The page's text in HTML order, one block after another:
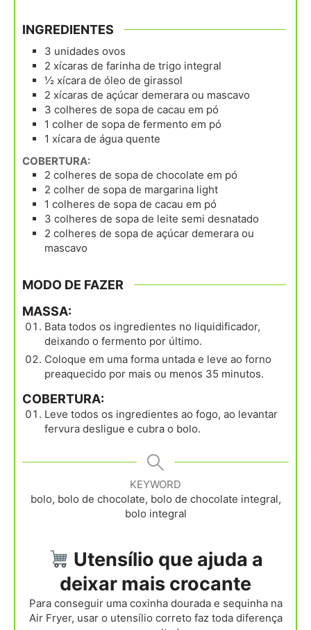
INGREDIENTES
3 unidades ovos
2 xícaras de farinha de trigo integral
½ xícara de óleo de girassol
2 xícaras de açúcar demerara ou mascavo
3 colheres de sopa de cacau em pó
1 colher de sopa de fermento em pó
1 xícara de água quente
COBERTURA:
2 colheres de sopa de chocolate em pó
2 colher de sopa de margarina light
1 colheres de sopa de cacau em pó
3 colheres de sopa de leite semi desnatado
2 colheres de sopa de açúcar demerara ou
mascavo
MODO DE FAZER
MASSA:
Bata todos os ingredientes no liquidificador,
deixando o fermento por último.
Coloque em uma forma untada e leve ao forno
preaquecido por mais ou menos 35 minutos.
COBERTURA:
Leve todos os ingredientes ao fogo, ao levantar
fervura desligue e cubra o bolo.
KEYWORD
bolo, bolo de chocolate, bolo de chocolate integral,
bolo integral
Utensílio que ajuda a
deixar mais crocante
Para conseguir uma coxinha dourada e sequinha na
Air Fryer, usar o utensílio correto faz toda diferença